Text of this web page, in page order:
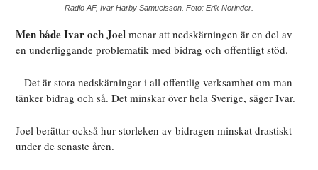
Radio AF, Ivar Harby Samuelsson. Foto: Erik Norinder.
Men både Ivar och Joel menar att nedskärningen är en del av
en underliggande problematik med bidrag och offentligt stöd.
– Det är stora nedskärningar i all offentlig verksamhet om man
tänker bidrag och så. Det minskar över hela Sverige, säger Ivar.
Joel berättar också hur storleken av bidragen minskat drastiskt
under de senaste åren.